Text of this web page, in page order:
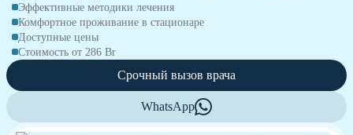
Эффективные методики лечения
Комфортное проживание в стационаре
Доступные цены
Стоимость от 286 Br
Срочный вызов врача
WhatsApp